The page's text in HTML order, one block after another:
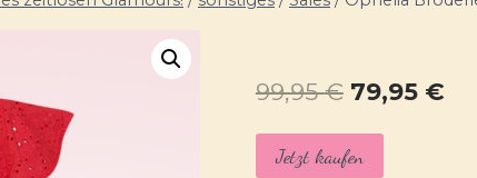
99,95€
Preis
war:
79,95 €
Jetzt kaufen